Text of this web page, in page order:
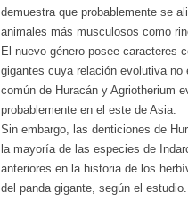
demuestra que probablemente se
animales más musculosos como
El nuevo género posee caracteres
gigantes cuya relación evolutiva
común de Huracán y Agriotherium
probablemente en el este de Asia.
Sin embargo, las denticiones de
la mayoría de las especies de
anteriores en la historia de los
del panda gigante, según el estudio.